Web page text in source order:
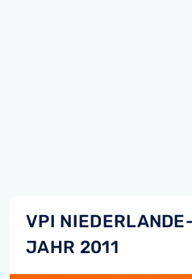
VPI
JAHR 2011